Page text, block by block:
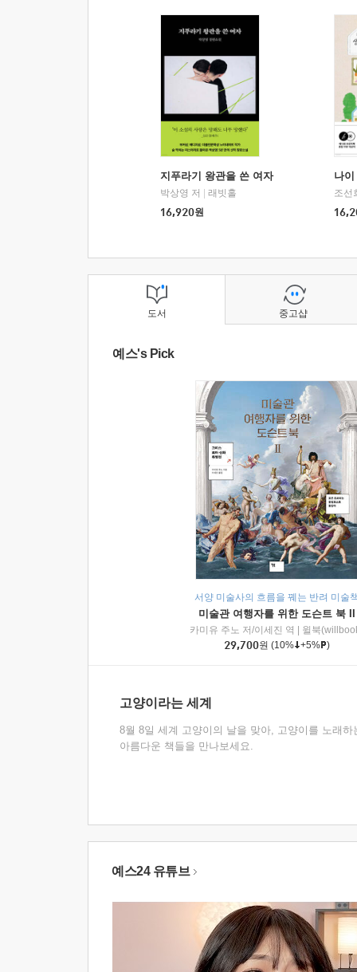
지푸라기 왕관을 쓴 여자
박상영 저
래빗홀
16,920원
나
조선
도서
예스's Pick
서양 미술사의 흐름을 꿰는 반려 미술
미술관 여행자를 위한 도슨트 북 II
카미유 주노 저/이세진 역
윌북
29,700원 (10% +5% )
고양이라는 세계
8월 8일 세계 고양이의 날을 맞아, 고양이를 노래하
아름다운 책들을 만나보세요.
중고샵
예스24 유튜브